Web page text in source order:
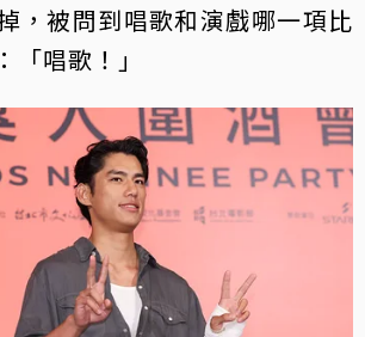
，被問到唱歌和演戲哪一項比
唱歌！」